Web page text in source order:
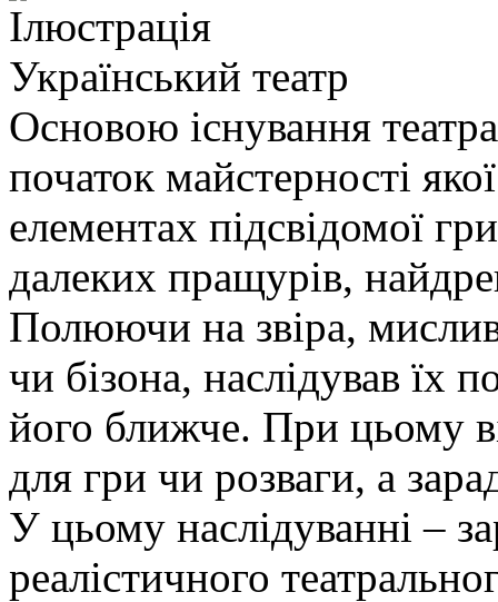
Ілюстрація
Український театр
Основою існування
початок майстерності
елементах підсвідомої
далеких пращурів,
Полюючи на звіра,
чи бізона, наслідував їх
його ближче. При цьому
для гри чи розваги, а
У цьому наслідуванні –
реалістичного